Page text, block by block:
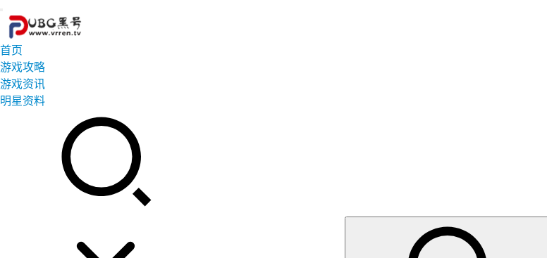
首页
游戏攻略
游戏资讯
明星资料